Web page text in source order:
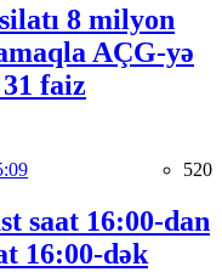
8 milyon
AÇG-yə
faiz
520
saat 16:00-dan
16:00-dək